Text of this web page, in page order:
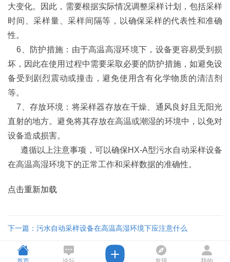
大变化。因此，需要根据实际情况调整采样计划，包括采样
时间、采样量、采样间隔等，以确保采样的代表性和准确
性。
6、防护措施：由于高温高湿环境下，设备更容易受到损
坏，因此在使用过程中需要采取必要的防护措施，如避免设
备受到剧烈震动或撞击，避免使用含有化学物质的清洁剂
等。
7、存放环境：将采样器存放在干燥、通风良好且无阳光
直射的地方。避免将其存放在高温或潮湿的环境中，以免对
设备造成损害。
遵循以上注意事项，可以确保HX-A型污水自动采样设备
在高温高湿环境下的正常工作和采样数据的准确性。
点击重新加载
下一篇：污水自动采样设备在高温高湿环境下应注意什么